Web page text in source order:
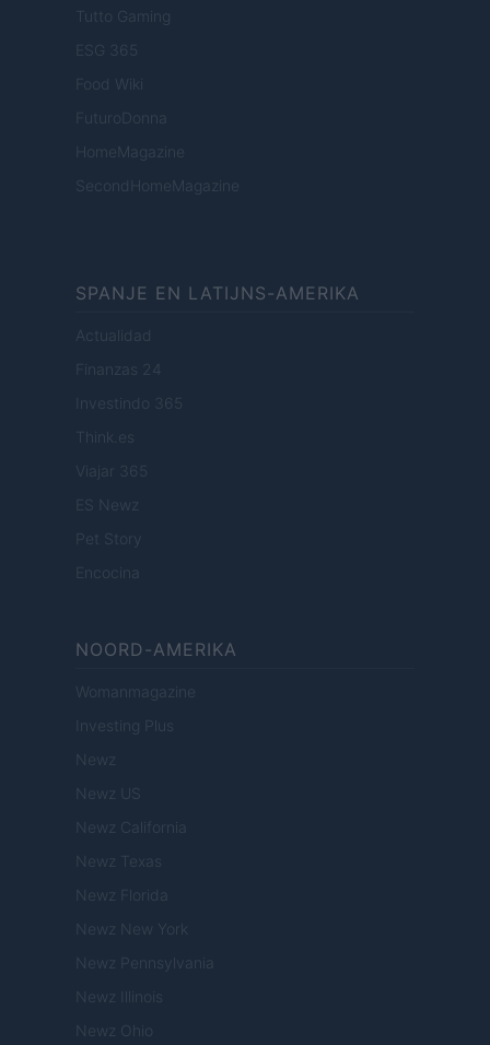
Tutto Gaming
ESG 365
Food Wiki
FuturoDonna
HomeMagazine
SecondHomeMagazine
SPANJE EN LATIJNS-AMERIKA
Actualidad
Finanzas 24
Investindo 365
Think.es
Viajar 365
ES Newz
Pet Story
Encocina
NOORD-AMERIKA
Womanmagazine
Investing Plus
Newz
Newz US
Newz California
Newz Texas
Newz Florida
Newz New York
Newz Pennsylvania
Newz Illinois
Newz Ohio